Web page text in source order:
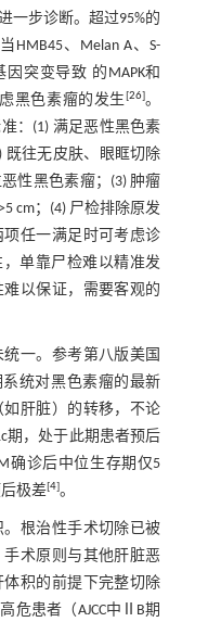
一步诊断。超过95%的
HMB45、Melan A、S-
突变导致 的MAPK和
黑色素瘤的发生[26]。
：(1) 满足恶性黑色素
既往无皮肤、眼眶切除
性黑色素瘤；(3) 肿瘤
cm；(4) 尸检排除原发
任一满足时可考虑诊
单靠尸检难以精准发
以保证，需要客观的
一。参考第八版美国
系统对黑色素瘤的最新
肝脏）的转移，不论
期，处于此期患者预后
确诊后中位生存期仅5
极差[4]。
。根治性手术切除已被
手术原则与其他肝脏恶
积的前提下完整切除
危患者（AJCC中ⅡB期